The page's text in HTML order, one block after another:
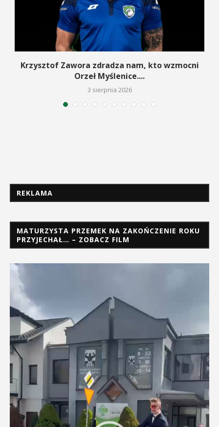
Krzysztof Zawora zdradza nam, kto wzmocni
Orzeł Myślenice....
3 sierpnia 2026
REKLAMA
MATURZYSTA PRZEMEK NA ZAKOŃCZENIE ROKU
PRZYJECHAŁ… – ZOBACZ FILM
Odtwarzacz